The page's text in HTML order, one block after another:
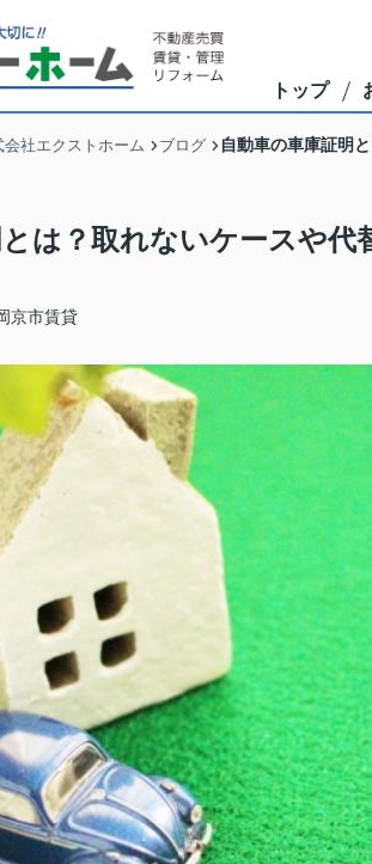
トップ
社エクストホーム ブログ 自動車の車庫証明
は？取れないケースや代
京市賃貸